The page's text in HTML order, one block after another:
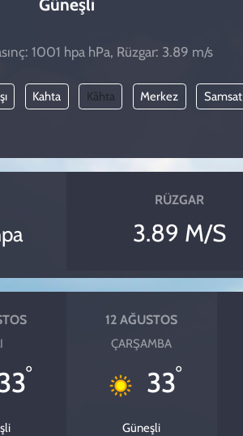
1001 hpa hPa, Rüzgar: 3.89 m/s
Kahta Kâhta Merkez Samsat
RÜZGAR
3.89 M/S
°
12 AĞUSTOS
ÇARŞAMBA
33°
Güneşli